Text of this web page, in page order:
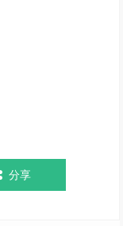
分享